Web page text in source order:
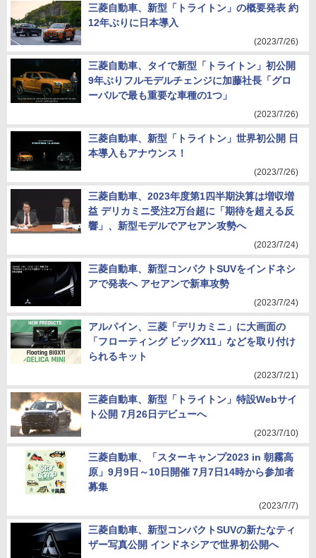
三菱自動車、新型「トライトン」の概要発表 約
12年ぶりに日本導入
(2023/7/26)
三菱自動車、タイで新型「トライトン」初公開
9年ぶりフルモデルチェンジに加藤社長「グロ
ーバルで最も重要な車種の1つ」
(2023/7/26)
三菱自動車、新型「トライトン」世界初公開 日
本導入もアナウンス！
(2023/7/26)
三菱自動車、2023年度第1四半期決算は増収増
益 デリカミニ受注2万台超に「期待を超える反
響」、新型モデルでアセアン攻勢へ
(2023/7/24)
三菱自動車、新型コンパクトSUVをインドネシ
アで発表へ アセアンで新車攻勢
(2023/7/24)
アルパイン、三菱「デリカミニ」に大画面の
「フローティング ビッグX11」などを取り付け
られるキット
(2023/7/21)
三菱自動車、新型「トライトン」特設Webサイ
ト公開 7月26日デビューへ
(2023/7/10)
三菱自動車、「スターキャンプ2023 in 朝霧高
原」9月9日～10日開催 7月7日14時から参加者
募集
(2023/7/7)
三菱自動車、新型コンパクトSUVの新たなティ
ザー写真公開 インドネシアで世界初公開へ